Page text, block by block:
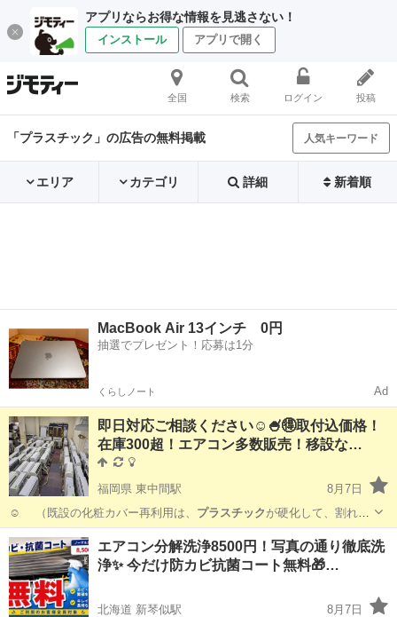
アプリならお得な情報を見逃さない！
インストール アプリで開く
全国 検索 ログイン 投稿
「プラスチック」の広告の無料掲載 人気キーワード
エリア カテゴリ 詳細 新着順
MacBook Air 13インチ 0円
抽選でプレゼント！応募は1分
くらしノート Ad
即日対応ご相談ください☺🍧🉐取付込価格！
在庫300超！エアコン多数販売！移設な…
福岡県 東中間駅
8月7日
☺ （既設の化粧カバー再利用は、 プラスチック が硬化して、割れる
こともございます…
福岡 中間市 東中間駅 リサイクルショップ 無料
エアコン分解洗浄8500円！写真の通り徹底洗
浄✨ 今だけ防カビ抗菌コート無料🎁…
北海道 新琴似駅
8月7日